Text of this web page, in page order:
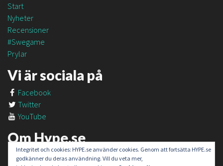
Start
Nyheter
Recensioner
#Swegame
Prylar
Vi är sociala på
Facebook
Twitter
YouTube
Om Hype.se
Om oss
Integritet och cookies: HYPE.se använder cookies. Genom att fortsätta HYPE.se
godkänner du deras användning. Vill du veta mer,